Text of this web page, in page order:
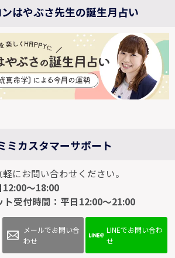
はやぶさ先生の誕生月占い
ミカスタマーサポート
にお問い合わせください。
～18:00
ト受付時間：平日12:00～21:00
メールでお問い合
わせ
LINEでお問い合わ
せ